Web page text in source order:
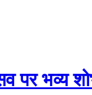
पर भव्य